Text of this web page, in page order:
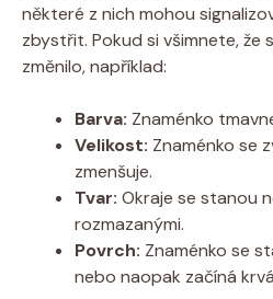
některé z nich mohou
zbystřit. Pokud si všimnete, že
změnilo, například:
Barva: Znaménko
Velikost: Znaménko se
zmenšuje.
Tvar: Okraje se stanou
rozmazanými.
Povrch: Znaménko se
nebo naopak začíná